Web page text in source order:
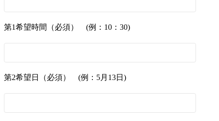
第1希望時間（必須） (例：10：30)
第2希望日（必須） (例：5月13日)